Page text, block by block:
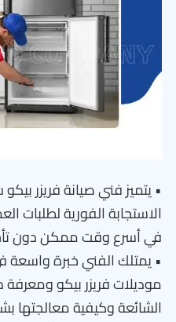
• يتميز فني صيانة فريزر
الاستجابة الفورية
في أسرع وقت ممكن دون
• يمتلك الفني خبرة
موديلات فريزر بيكو
الشائعة وكيفية معالجتها